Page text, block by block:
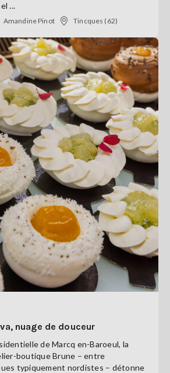
...
Amandine Pinot Tincques (62)
nuage de douceur
de Marcq en-Baroeul, la
boutique Brune – entre
typiquement nordistes – détonne